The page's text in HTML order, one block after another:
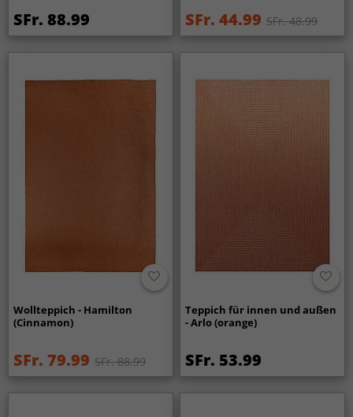
SFr. 88.99 SFr. 44.99 SFr. 48.99
Wollteppich - Hamilton
(Cinnamon)
SFr. 79.99 SFr. 88.99
Teppich für innen und außen
- Arlo (orange)
SFr. 53.99